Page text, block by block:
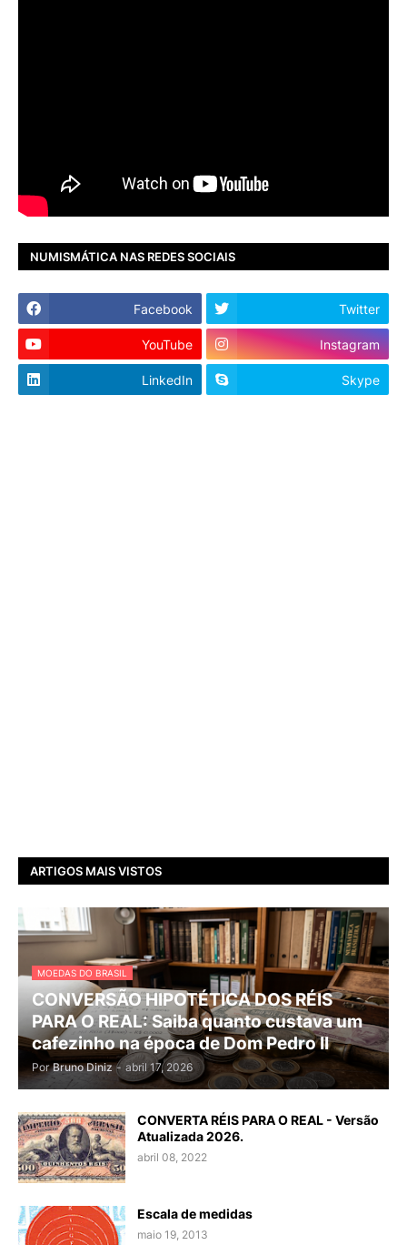
NUMISMÁTICA NAS REDES SOCIAIS
Facebook Twitter
YouTube Instagram
LinkedIn Skype
ARTIGOS MAIS VISTOS
MOEDAS DO BRASIL
CONVERSÃO HIPOTÉTICA DOS RÉIS
PARA O REAL: Saiba quanto custava um
cafezinho na época de Dom Pedro II
Por Bruno Diniz - abril 17, 2026
CONVERTA RÉIS PARA O REAL - Versão
Atualizada 2026.
abril 08, 2022
Escala de medidas
maio 19, 2013